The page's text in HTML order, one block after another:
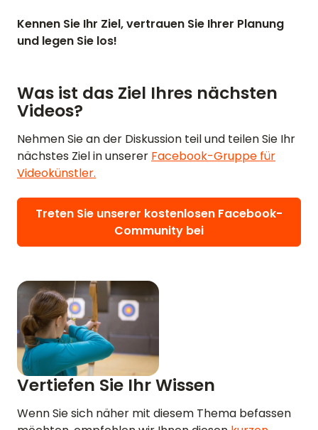
Kennen Sie Ihr Ziel, vertrauen Sie Ihrer Planung
und legen Sie los!
Was ist das Ziel Ihres nächsten
Videos?
Nehmen Sie an der Diskussion teil und teilen Sie Ihr
nächstes Ziel in unserer Facebook-Gruppe für
Videokünstler.
Treten Sie unserer kostenlosen Facebook-
Community bei
Vertiefen Sie Ihr Wissen
Wenn Sie sich näher mit diesem Thema befassen